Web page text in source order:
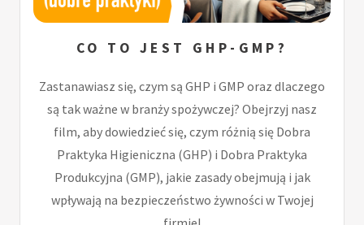
CO TO JEST GHP-GMP?
Zastanawiasz się, czym są GHP i GMP oraz dlaczego
są tak ważne w branży spożywczej? Obejrzyj nasz
film, aby dowiedzieć się, czym różnią się Dobra
Praktyka Higieniczna (GHP) i Dobra Praktyka
Produkcyjna (GMP), jakie zasady obejmują i jak
wpływają na bezpieczeństwo żywności w Twojej